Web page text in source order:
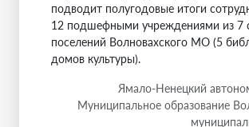
подводит полугодовые итоги
12 подшефными учреждениями из 7
поселений Волновахского МО (5
домов культуры).
Ямало-Ненецкий
Муниципальное образование